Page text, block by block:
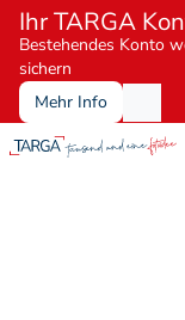
Ihr TARGA
Bestehendes Konto
sichern
Mehr Info